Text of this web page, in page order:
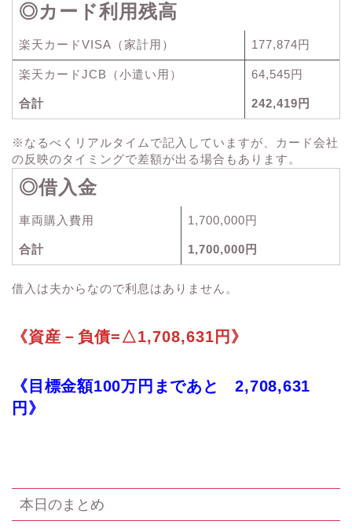
◎カード利用残高
楽天カードVISA（家計用） 177,874円
楽天カードJCB（小遣い用） 64,545円
合計 242,419円
※なるべくリアルタイムで記入していますが、カード会社
の反映のタイミングで差額が出る場合もあります。
◎借入金
車両購入費用 1,700,000円
合計 1,700,000円
借入は夫からなので利息はありません。
《資産－負債=△1,708,631円》
《目標金額100万円まであと 2,708,631
円》
本日のまとめ